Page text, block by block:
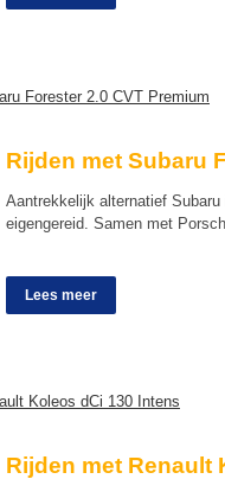
Rijden met Subaru
Aantrekkelijk alternatief
eigengereid. Samen met
Lees meer
Rijden met Renault